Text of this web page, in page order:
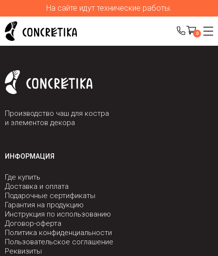
На сайте идут технические работы.
0
Производство чаш для костра
и элементов декора
ИНФОРМАЦИЯ
Где купить
Доставка и оплата
Подарочные сертификаты
Гарантия на продукцию
Инструкция по использованию
Договор-оферта
Политика конфиденциальности
Пользовательское соглашение
Реквизиты